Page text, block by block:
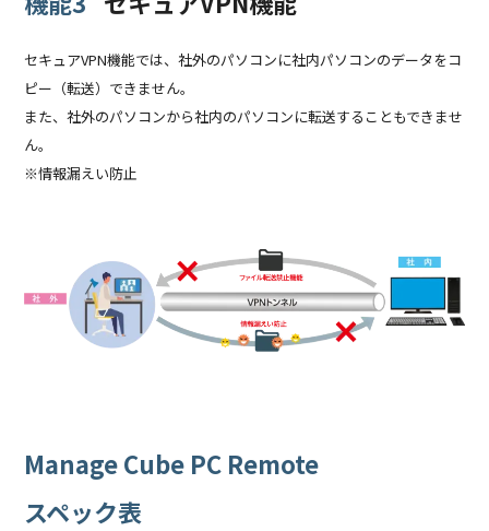
セキュアVPN機能では、社外のパソコンに社内パソコンのデータをコ
ピー（転送）できません。
また、社外のパソコンから社内のパソコンに転送することもできませ
ん。
※情報漏えい防止
Manage Cube PC Remote
スペック表